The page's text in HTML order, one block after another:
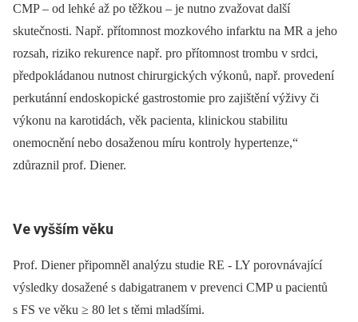
CMP –⁠ od lehké až po těžkou –⁠ je nutno zvažovat další
skutečnosti. Např. přítomnost mozkového infarktu na MR a jeho
rozsah, riziko rekurence např. pro přítomnost trombu v srdci,
předpokládanou nutnost chirurgických výkonů, např. provedení
perkutánní endoskopické gastrostomie pro zajištění výživy či
výkonu na karotidách, věk pacienta, klinickou stabilitu
onemocnění nebo dosaženou míru kontroly hypertenze,“
zdůraznil prof. Diener.
Ve vyšším věku
Prof. Diener připomněl analýzu studie RE ‑⁠ LY porovnávající
výsledky dosažené s dabigatranem v prevenci CMP u pacientů
s FS ve věku ≥ 80 let s těmi mladšími.